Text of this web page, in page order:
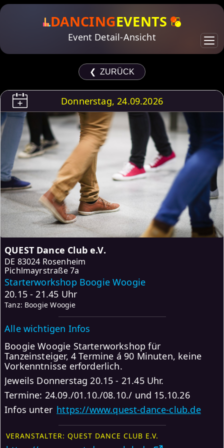
DANCINGEVENTS
Event Detail-Ansicht
❮ ZURÜCK
Donnerstag, 24.09.2026
QUEST Dance Club e.V.
DE 83024 Rosenheim
Pichlmayrstraße 7a
Starterworkshop Boogie Woogie
20.15 - 21.45 Uhr
Tanz: Boogie Woogie
Alle wichtigen Infos
Boogie Woogie Starterworkshop für
Tanzeinsteiger, 4 Termine á 90 Minuten, keine
Vorkenntnisse erforderlich.
Jeweils Donnerstag 20.15 - 21.45 Uhr.
Termine: 24.09./01.10./08.10./ und 15.10.26
Infos unter https://www.quest-dance-club.de
VERANSTALTER: QUEST DANCE CLUB E.V.